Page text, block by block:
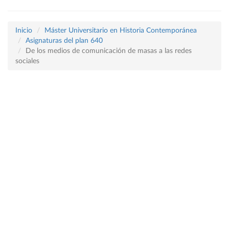
Inicio
Máster Universitario en Historia Contemporánea
Asignaturas del plan 640
De los medios de comunicación de masas a las redes
sociales